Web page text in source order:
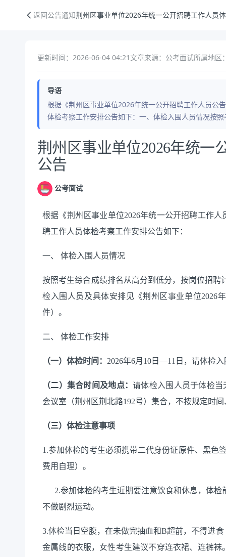
返回公告通知荆州区事业单位2026年统一公开招聘工作人员
更新时间：2026-06-04 04:21文章来源：公考面试所属地区
导语
根据《荆州区事业单位2026年统一公开招聘工作人员公
体检考察工作安排公告如下：一、体检入围人员情况按
公告正文
荆州区事业单位2026年统一
公告
公考面试
根据《荆州区事业单位2026年统一公开招聘工作人
聘工作人员体检考察工作安排公告如下：
一、 体检入围人员情况
按照考生综合成绩排名从高分到低分，按岗位招聘
检入围人员 及具体安排见《荆州区事业单位2026
件）。
二、 体检工作安排
（一）体检时间： 2026年6月 10 日 —11 日，请体检
（二）集合时间及地点：请体检入围人员于体检当
会议室（荆州区荆北路192号） 集合， 不按规定时
（三）体检注意事项
1.参加体检的考生必须携带二代身份证原件、黑色
费用自理）。
2.参加体检的考生近期要注意饮食和休息，体
不做剧烈运动。
3.体检当日空腹，在未做完抽血和B超前，不得进
金属线的衣服，女性考生建议不穿连衣裙、连裤